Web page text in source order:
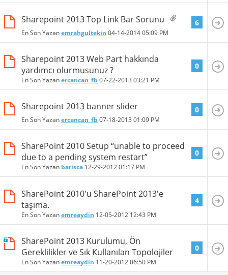
Sharepoint 2013 Top Link Bar Sorunu
En Son Yazanemrahgultekin 04-14-201405:09 PM
6
Sharepoint 2013 Web Part hakkında
yardımcı olurmusunuz ?
En Son Yazanercancan_fb 07-22-2013 03:21 PM
0
Sharepoint 2013 banner slider
En Son Yazanercancan_fb 07-18-2013 01:09 PM
0
SharePoint 2010 Setup “unable to proceed
due to a pending system restart”
En Son Yazan barisca 12-29-201201:17 PM
0
SharePoint 2010'u SharePoint 2013'e
taşıma.
En Son Yazanemreaydin 12-05-2012 12:43 PM
4
SharePoint 2013 Kurulumu, Ön
Gereklilikler ve Sık Kullanılan Topolojiler
En Son Yazanemreaydin 11-20-201206:50 PM
0